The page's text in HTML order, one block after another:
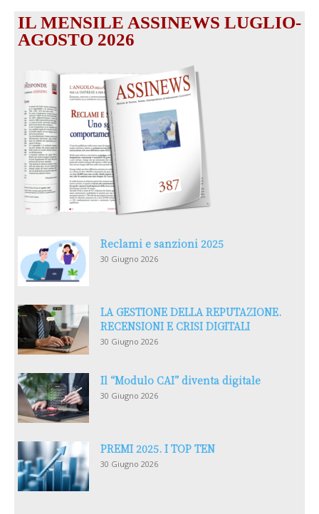
IL MENSILE ASSINEWS LUGLIO-
AGOSTO 2026
Reclami e sanzioni 2025
30 Giugno 2026
LA GESTIONE DELLA REPUTAZIONE.
RECENSIONI E CRISI DIGITALI
30 Giugno 2026
Il “Modulo CAI” diventa digitale
30 Giugno 2026
PREMI 2025. I TOP TEN
30 Giugno 2026